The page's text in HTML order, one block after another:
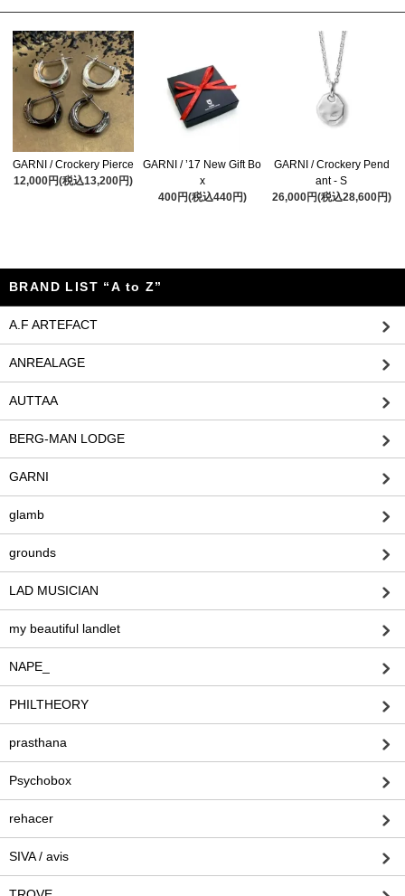
GARNI / Crockery Pierce
12,000円(税込13,200円)
GARNI / ’17 New Gift Bo
x
400円(税込440円)
GARNI / Crockery Pend
ant - S
26,000円(税込28,600円)
BRAND LIST “A to Z”
A.F ARTEFACT
ANREALAGE
AUTTAA
BERG-MAN LODGE
GARNI
glamb
grounds
LAD MUSICIAN
my beautiful landlet
NAPE_
PHILTHEORY
prasthana
Psychobox
rehacer
SIVA / avis